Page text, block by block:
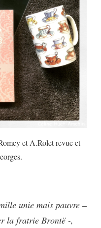
et A.Rolet revue et
unie mais pauvre –
la fratrie Brontë -,